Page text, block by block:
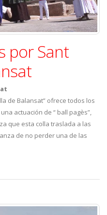
por Sant
de Balansat” ofrece todos los
actuación de “ ball pagès”,
que esta colla traslada a las
de no perder una de las